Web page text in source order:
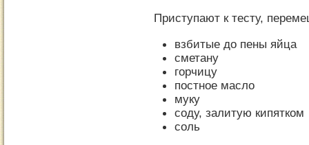
Приступают к тесту,
взбитые до пены яйца
сметану
горчицу
постное масло
муку
соду, залитую кипятком
соль